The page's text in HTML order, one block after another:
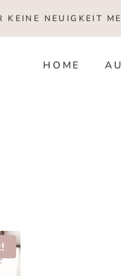
KEINE NEUIGKEIT
HOME